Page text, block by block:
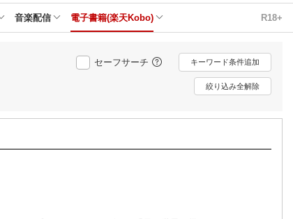
楽天ミュージック
動画配信
楽天TV
動画配信ガイド
無料テレビ
チケット
音楽配信 電子書籍(楽天Kobo) R18+
セーフサーチ キーワード条件追加
絞り込み全解除